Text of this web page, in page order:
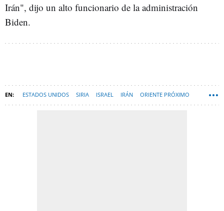
Irán", dijo un alto funcionario de la administración
Biden.
ESTADOS UNIDOS SIRIA ISRAEL IRÁN ORIENTE PRÓXIMO